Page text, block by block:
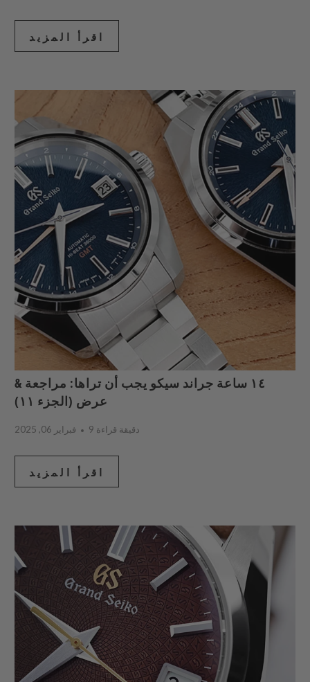
اقرأ المزيد
١٤ ساعة جراند سيكو يجب أن تراها: مراجعة &
عرض (الجزء ١١)
فبراير 06, 2025 9 دقيقة قراءة
اقرأ المزيد